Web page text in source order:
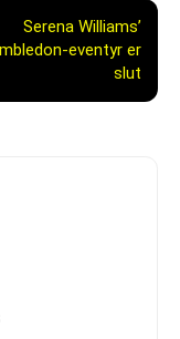
Serena Williams’
eventyr er
slut